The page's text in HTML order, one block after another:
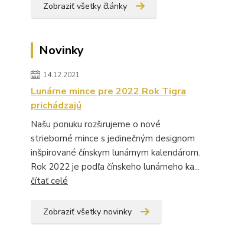
Zobraziť všetky články
Novinky
14.12.2021
Lunárne mince pre 2022 Rok Tigra
prichádzajú
Našu ponuku rozširujeme o nové
strieborné mince s jedinečným designom
inšpirované čínskym lunárnym kalendárom.
Rok 2022 je podľa čínskeho lunárneho ka...
čítať celé
Zobraziť všetky novinky